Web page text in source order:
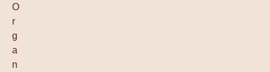
O
r
g
a
n